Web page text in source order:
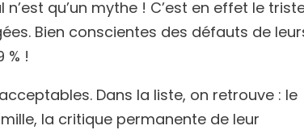
qu’un mythe ! C’est en effet le
Bien conscientes des défauts de
% !
Dans la liste, on retrouve : le
la critique permanente de leur